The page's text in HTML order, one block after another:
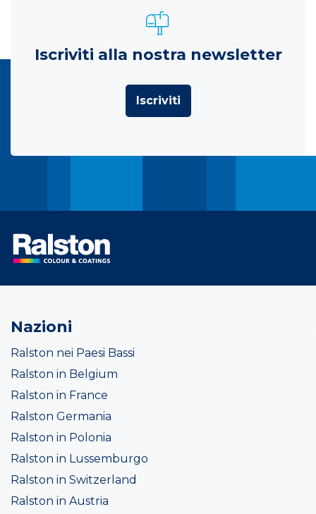
Iscriviti alla nostra newsletter
Iscriviti
Nazioni
Ralston nei Paesi Bassi
Ralston in Belgium
Ralston in France
Ralston Germania
Ralston in Polonia
Ralston in Lussemburgo
Ralston in Switzerland
Ralston in Austria